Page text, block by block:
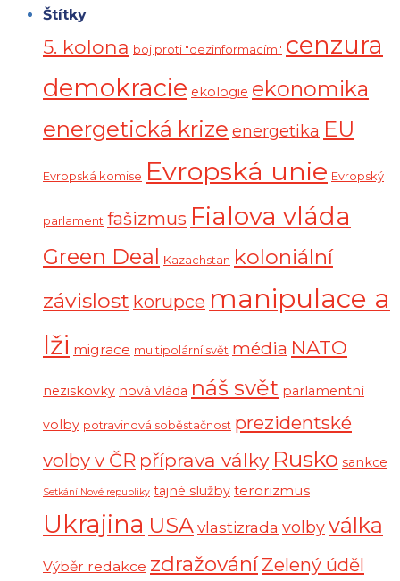
Štítky
5. kolona boj proti "dezinformacím" cenzura
demokracie ekologie ekonomika
energetická krize energetika EU
Evropská komise Evropská unie Evropský
parlament fašizmus Fialova vláda
Green Deal Kazachstan koloniální
závislost korupce manipulace a
lži migrace multipolární svět média NATO
neziskovky nová vláda náš svět parlamentní
volby potravinová soběstačnost prezidentské
volby v ČR příprava války Rusko sankce
Setkání Nové republiky tajné služby terorizmus
Ukrajina USAvlastizrada volbyválka
Výběr redakce zdražování Zelený úděl